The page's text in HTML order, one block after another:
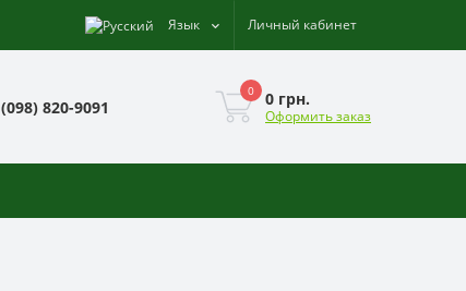
Язык Личный кабинет
(098) 820-9091
0 0 грн.
Оформить заказ